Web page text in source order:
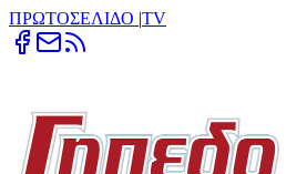
ΠΡΩΤΟΣΕΛΙΔΟ |TV